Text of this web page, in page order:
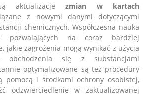
aktualizacjezmian w kartach
z nowymi danymi dotyczącymi
chemicznych. Współczesna nauka
pozwalających na coraz bardziej
jakie zagrożenia mogą wynikać z użycia
obchodzenia się z substancjami
optymalizowane są też procedury
pomocą i środkami ochrony osobistej,
odzwierciedlenie w zaktualizowanej